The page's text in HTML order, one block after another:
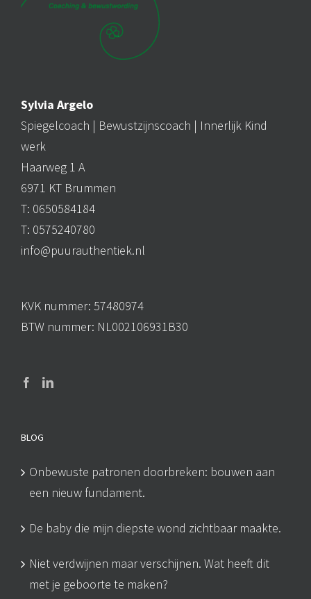
Sylvia Argelo
Spiegelcoach | Bewustzijnscoach | Innerlijk Kind
werk
Haarweg 1 A
6971 KT Brummen
T: 0650584184
T: 0575240780
info@puurauthentiek.nl
KVK nummer: 57480974
BTW nummer: NL002106931B30
BLOG
Onbewuste patronen doorbreken: bouwen aan
een nieuw fundament.
De baby die mijn diepste wond zichtbaar maakte.
Niet verdwijnen maar verschijnen. Wat heeft dit
met je geboorte te maken?